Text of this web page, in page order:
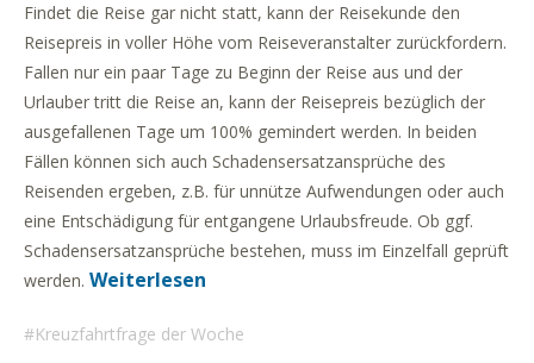
Findet die Reise gar nicht statt, kann der Reisekunde den
Reisepreis in voller Höhe vom Reiseveranstalter zurückfordern.
Fallen nur ein paar Tage zu Beginn der Reise aus und der
Urlauber tritt die Reise an, kann der Reisepreis bezüglich der
ausgefallenen Tage um 100% gemindert werden. In beiden
Fällen können sich auch Schadensersatzansprüche des
Reisenden ergeben, z.B. für unnütze Aufwendungen oder auch
eine Entschädigung für entgangene Urlaubsfreude. Ob ggf.
Schadensersatzansprüche bestehen, muss im Einzelfall geprüft
werden. Weiterlesen
Kreuzfahrtfrage der Woche